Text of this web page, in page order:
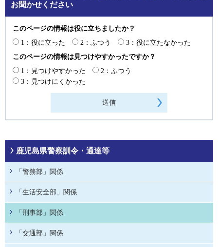
お聞かせください
このページの情報は役に立ちましたか？
1：役に立った
2：ふつう
3：役に立たなかった
このページの情報は見つけやすかったですか？
1：見つけやすかった
2：ふつう
3：見つけにくかった
鹿児島県警察訓令・通達等
「警務部」関係
「生活安全部」関係
「刑事部」関係
「交通部」関係